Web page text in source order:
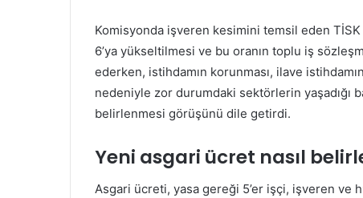
Komisyonda işveren kesimini temsil eden
6’ya yükseltilmesi ve bu oranın toplu iş
ederken, istihdamın korunması, ilave
nedeniyle zor durumdaki sektörlerin yaşadığı
belirlenmesi görüşünü dile getirdi.
Yeni asgari ücret nasıl
Asgari ücreti, yasa gereği 5’er işçi, işveren ve